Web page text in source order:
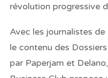
révolution progressive
Avec les journalistes
le contenu des
par Paperjam et